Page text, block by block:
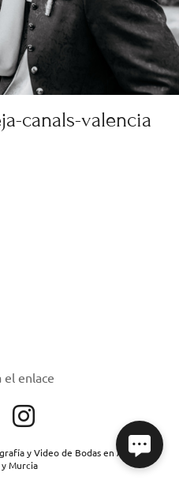
canals-valencia
el enlace
y Video de Bodas en Alicante,
Murcia